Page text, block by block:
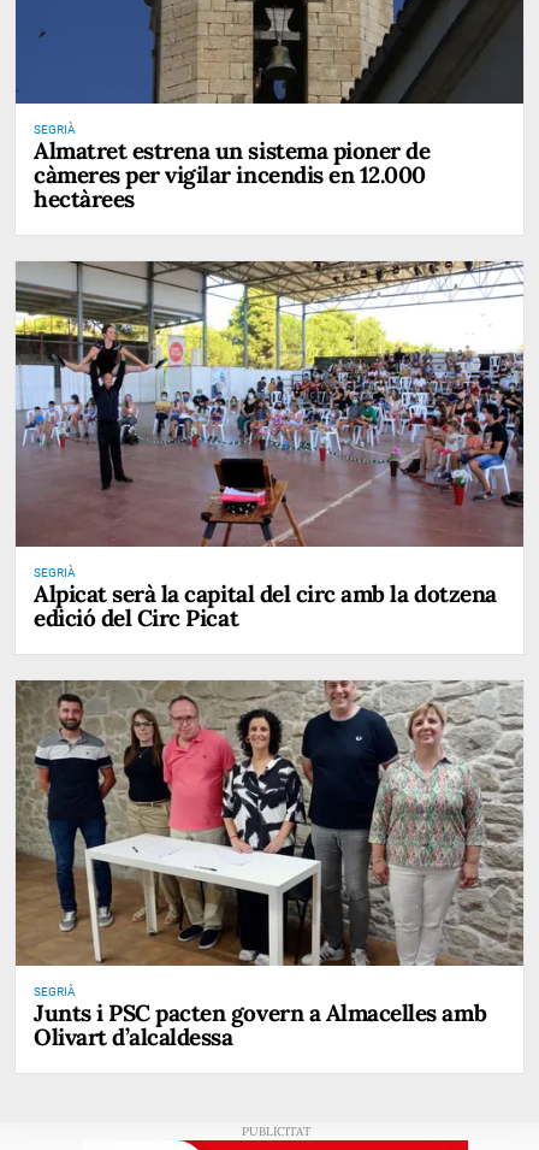
SEGRIÀ
Almatret estrena un sistema pioner de
càmeres per vigilar incendis en 12.000
hectàrees
SEGRIÀ
Alpicat serà la capital del circ amb la dotzena
edició del Circ Picat
SEGRIÀ
Junts i PSC pacten govern a Almacelles amb
Olivart d’alcaldessa